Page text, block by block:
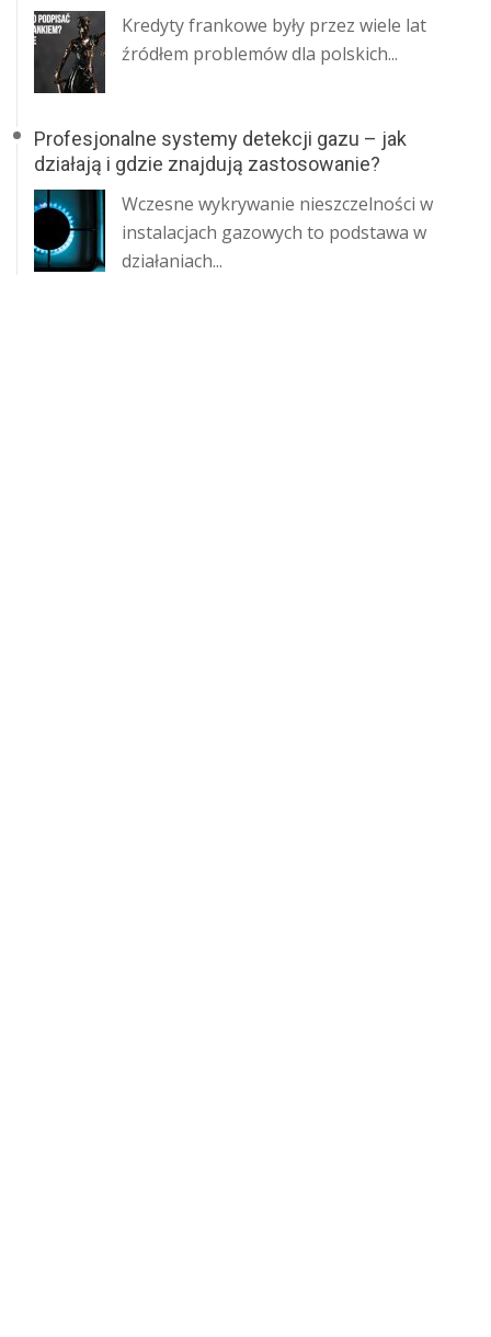
‍Kredyty frankowe były przez wiele lat
źródłem problemów dla polskich...
Profesjonalne systemy detekcji gazu – jak
działają i gdzie znajdują zastosowanie?
Wczesne wykrywanie nieszczelności w
instalacjach gazowych to podstawa w
działaniach...